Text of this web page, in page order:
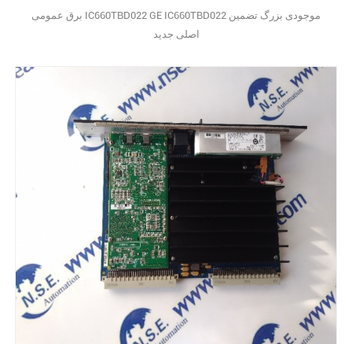
برق عمومی IC660TBD022 GE IC660TBD022 موجودی بزرگ تضمین
اصلی جدید